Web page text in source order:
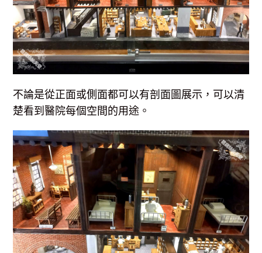
不論是從正面或側面都可以有剖面圖展示，可以清
楚看到醫院每個空間的用途。